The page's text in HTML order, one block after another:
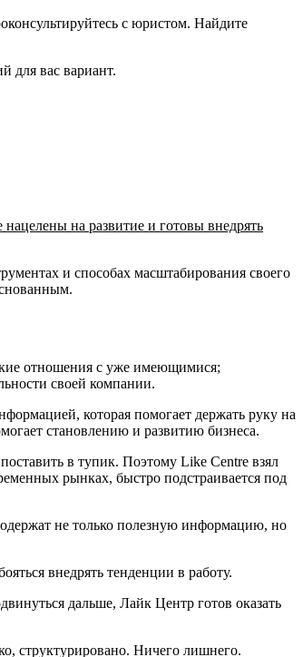
с юристом. Найдите
для вас вариант.
на развитие и готовы внедрять
и способах масштабирования своего
отношения с уже имеющимися;
своей компании.
которая помогает держать руку на
становлению и развитию бизнеса.
в тупик. Поэтому Like Centre взял
рынках, быстро подстраивается под
не только полезную информацию, но
внедрять тенденции в работу.
дальше, Лайк Центр готов оказать
структурировано. Ничего лишнего.